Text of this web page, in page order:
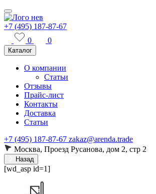
+7 (495) 187-87-67
0
0
Каталог
О компании
Статьи
Отзывы
Прайс-лист
Контакты
Доставка
Статьи
+7 (495) 187-87-67 zakaz@arenda.trade
Москва, Проезд Русанова, дом 2, стр 2
Назад
[wd_asp id=1]